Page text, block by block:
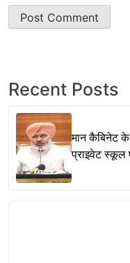
Recent Posts
मान कैबिनेट
प्राइवेट स्कूल